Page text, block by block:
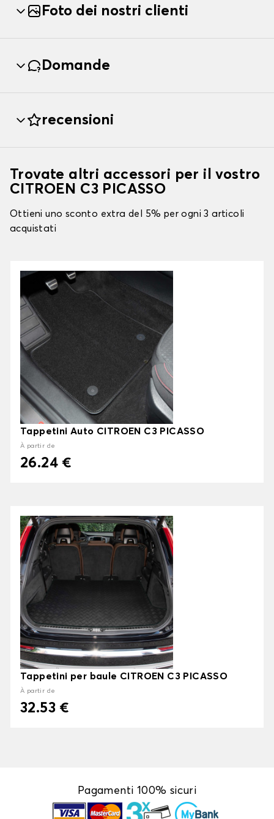
Foto dei nostri clienti
Domande
recensioni
Trovate altri accessori per il vostro
CITROEN C3 PICASSO
Ottieni uno sconto extra del 5% per ogni 3 articoli
acquistati
Tappetini Auto CITROEN C3 PICASSO
À partir de
26.24 €
Tappetini per baule CITROEN C3 PICASSO
À partir de
32.53 €
Pagamenti 100% sicuri